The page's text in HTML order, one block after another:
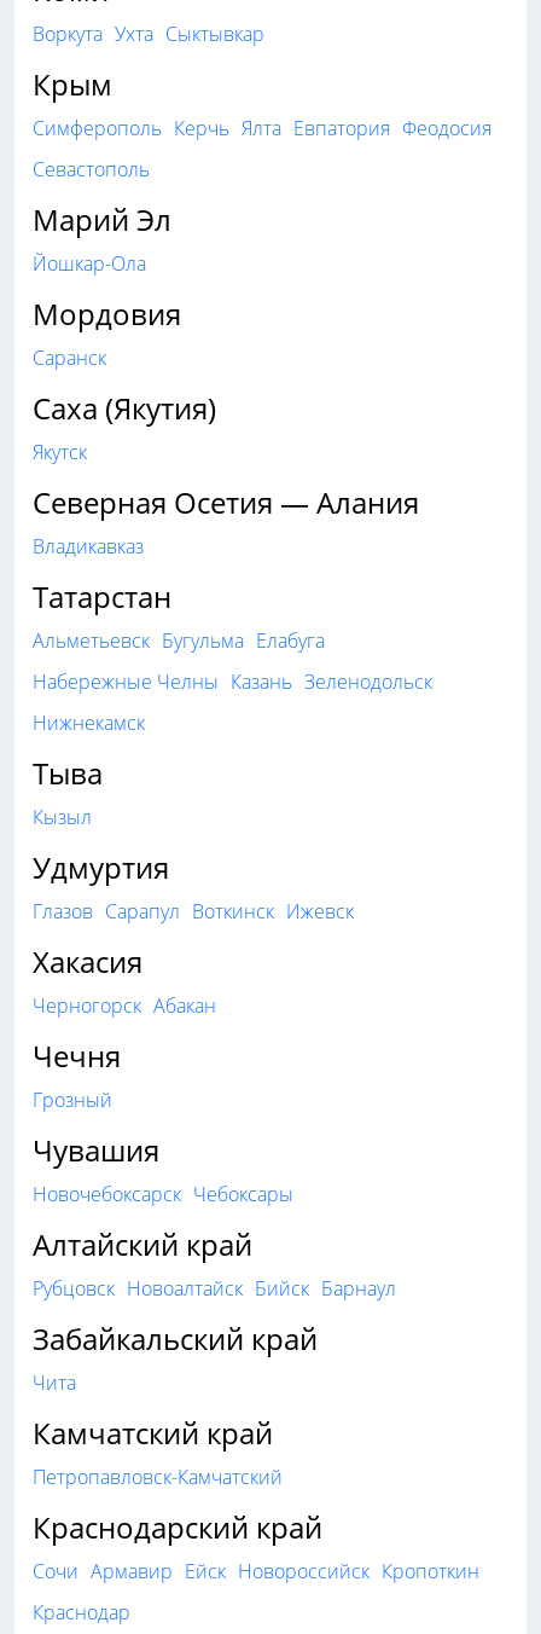
Воркута Ухта Сыктывкар
Крым
Симферополь Керчь Ялта Евпатория Феодосия
Севастополь
Марий Эл
Йошкар-Ола
Мордовия
Саранск
Саха (Якутия)
Якутск
Северная Осетия — Алания
Владикавказ
Татарстан
Альметьевск Бугульма Елабуга
Набережные Челны Казань Зеленодольск
Нижнекамск
Тыва
Кызыл
Удмуртия
Глазов Сарапул Воткинск Ижевск
Хакасия
Черногорск Абакан
Чечня
Грозный
Чувашия
Новочебоксарск Чебоксары
Алтайский край
Рубцовск Новоалтайск Бийск Барнаул
Забайкальский край
Чита
Камчатский край
Петропавловск-Камчатский
Краснодарский край
Сочи Армавир Ейск Новороссийск Кропоткин
Краснодар